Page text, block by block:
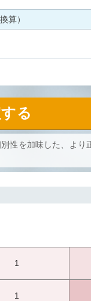
算）
る
性を加味した、より
1
1